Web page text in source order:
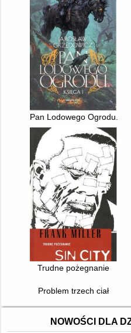
Pan Lodowego Ogrodu. Ks.
Trudne pożegnanie
Problem trzech ciał
NOWOŚCI DLA